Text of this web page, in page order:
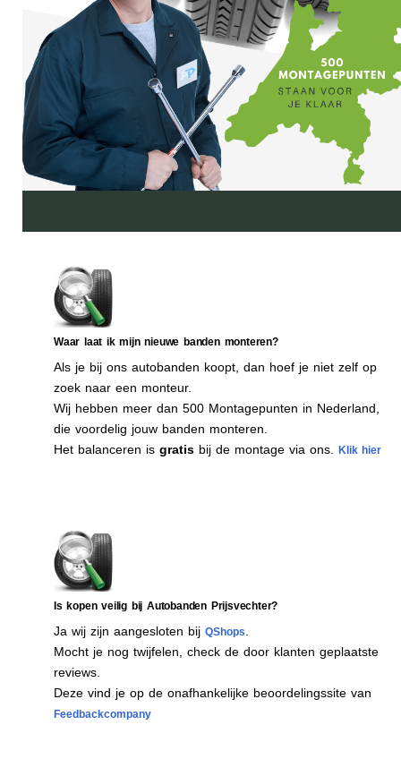
Waar laat ik mijn nieuwe banden monteren?
Als je bij ons autobanden koopt, dan hoef je niet zelf op
zoek naar een monteur.
Wij hebben meer dan 500 Montagepunten in Nederland,
die voordelig jouw banden monteren.
Het balanceren is gratis bij de montage via ons. Klik hier
Is kopen veilig bij Autobanden Prijsvechter?
Ja wij zijn aangesloten bij QShops
Mocht je nog twijfelen, check de door klanten geplaatste
reviews.
Deze vind je op de onafhankelijke beoordelingssite van
Feedbackcompany